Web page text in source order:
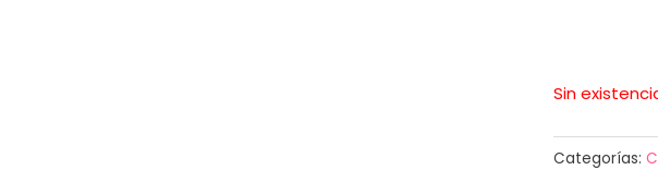
Sin
Categorías: